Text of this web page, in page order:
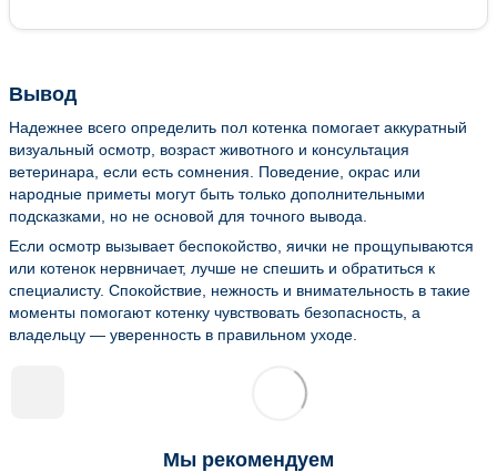
Вывод
Надежнее всего определить пол котенка помогает аккуратный
визуальный осмотр, возраст животного и консультация
ветеринара, если есть сомнения. Поведение, окрас или
народные приметы могут быть только дополнительными
подсказками, но не основой для точного вывода.
Если осмотр вызывает беспокойство, яички не прощупываются
или котенок нервничает, лучше не спешить и обратиться к
специалисту. Спокойствие, нежность и внимательность в такие
моменты помогают котенку чувствовать безопасность, а
владельцу — уверенность в правильном уходе.
Мы рекомендуем